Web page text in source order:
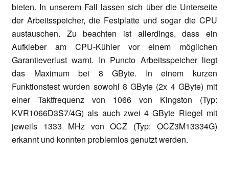
bieten. In unserem Fall lassen sich über die Unterseite
der Arbeitsspeicher, die Festplatte und sogar die CPU
austauschen. Zu beachten ist allerdings, dass ein
Aufkleber am CPU-Kühler vor einem möglichen
Garantieverlust warnt. In Puncto Arbeitsspeicher liegt
das Maximum bei 8 GByte. In einem kurzen
Funktionstest wurden sowohl 8 GByte (2x 4 GByte) mit
einer Taktfrequenz von 1066 von Kingston (Typ:
KVR1066D3S7/4G) als auch zwei 4 GByte Riegel mit
jeweils 1333 MHz von OCZ (Typ: OCZ3M13334G)
erkannt und konnten problemlos genutzt werden.